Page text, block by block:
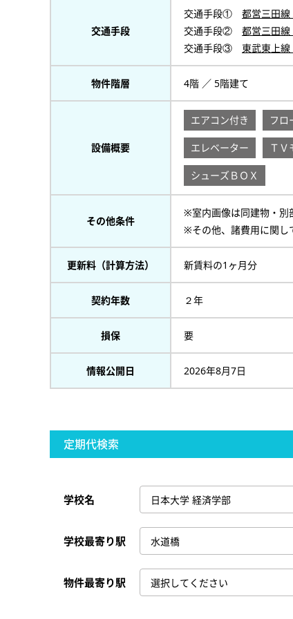
交通手段
交通手段① 都営三田
交通手段② 都営三田
交通手段③ 東武東上線
物件階層 4階 ／ 5階建て
設備概要
エアコン付き フロ
エレベーター ＴＶ
シューズＢＯＸ
その他条件
※室内画像は同建物・別
※その他、諸費用に関し
更新料（計算方法） 新賃料の1ヶ月分
契約年数 ２年
損保 要
情報公開日 2026年8月7日
定期代検索
学校名
学校最寄り駅
物件最寄り駅